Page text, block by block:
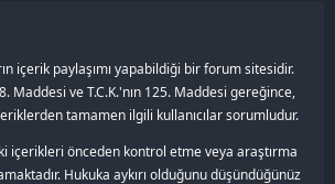
içerik paylaşımı yapabildiği bir forum sitesidir.
Maddesi ve T.C.K.'nın 125. Maddesi gereğince,
tamamen ilgili kullanıcılar sorumludur.
içerikleri önceden kontrol etme veya araştırma
Hukuka aykırı olduğunu düşündüğünüz